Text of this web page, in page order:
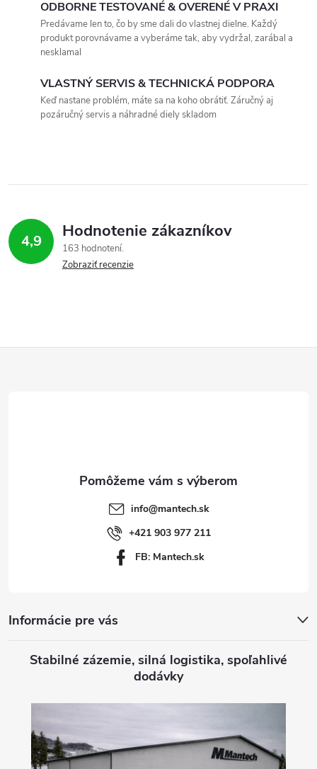
ODBORNE TESTOVANÉ & OVERENÉ V PRAXI
Predávame len to, čo by sme dali do vlastnej dielne. Každý
produkt porovnávame a vyberáme tak, aby vydržal, zarábal a
nesklamal
VLASTNÝ SERVIS & TECHNICKÁ PODPORA
Keď nastane problém, máte sa na koho obrátiť. Záručný aj
pozáručný servis a náhradné diely skladom
4,9 Hodnotenie zákazníkov
163 hodnotení
Zobraziť recenzie
info@mantech.sk
+421 903 977 211
FB: Mantech.sk
Informácie pre vás
Stabilné zázemie, silná logistika, spoľahlivé
dodávky